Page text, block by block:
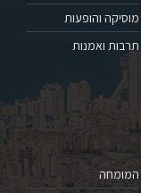
מוסיקה והופעות
תרבות ואמנות
המומחה